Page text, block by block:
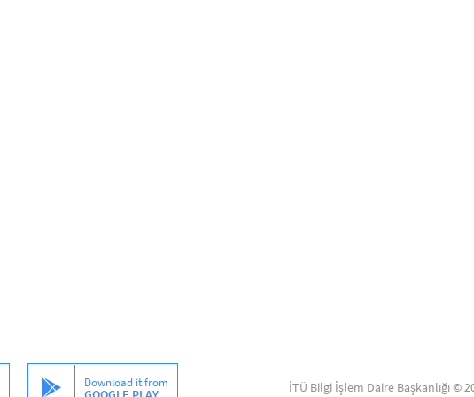
Download it from İTÜ Bilgi İşlem Daire Başkanlığı ©